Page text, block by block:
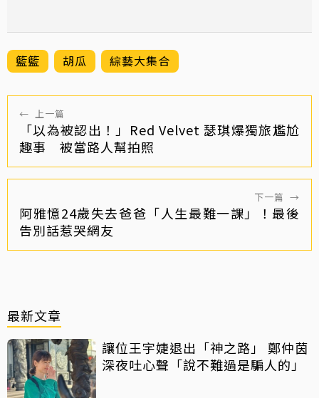
籃籃 胡瓜 綜藝大集合
← 上一篇
「以為被認出！」Red Velvet 瑟琪爆獨旅尷尬
趣事 被當路人幫拍照
下一篇 →
阿雅憶24歲失去爸爸「人生最難一課」！最後
告別話惹哭網友
最新文章
讓位王宇婕退出「神之路」 鄭仲茵
深夜吐心聲「說不難過是騙人的」